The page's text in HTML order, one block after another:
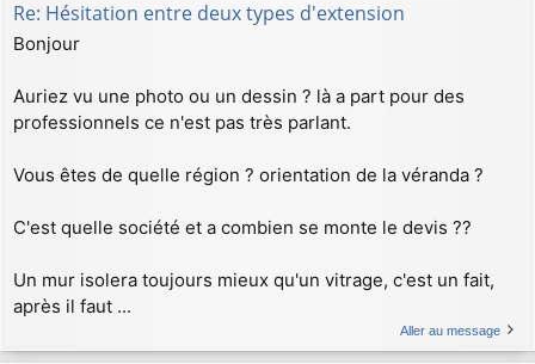
Re: Hésitation entre deux types d'extension
Bonjour
Auriez vu une photo ou un dessin ? là a part pour des
professionnels ce n'est pas très parlant.
Vous êtes de quelle région ? orientation de la véranda ?
C'est quelle société et a combien se monte le devis ??
Un mur isolera toujours mieux qu'un vitrage, c'est un fait,
après il faut ...
Aller au message